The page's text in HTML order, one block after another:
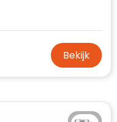
Bekijk